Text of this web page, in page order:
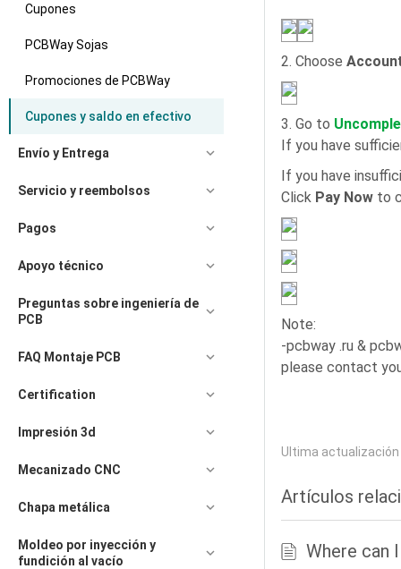
2. Choose
3. Go to
If you have
If you have
Click Pay Now to
Note:
-pcbway .ru &
please contact
Ultima
Artículos
Where can
Cupones
PCBWay Sojas
Promociones de PCBWay
Cupones y saldo en efectivo
Envío y Entrega
Servicio y reembolsos
Pagos
Apoyo técnico
Preguntas sobre ingeniería de
PCB
FAQ Montaje PCB
Certification
Impresión 3d
Mecanizado CNC
Chapa metálica
Moldeo por inyección y
fundición al vacío